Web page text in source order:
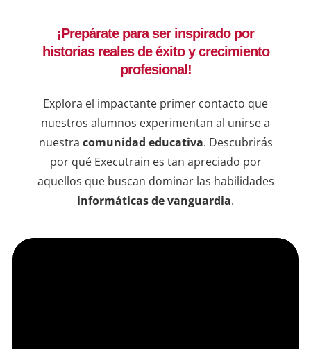
¡Prepárate para ser inspirado por
historias reales de éxito y crecimiento
profesional!
Explora el impactante primer contacto que
nuestros alumnos experimentan al unirse a
nuestra comunidad educativa. Descubrirás
por qué Executrain es tan apreciado por
aquellos que buscan dominar las habilidades
informáticas de vanguardia.